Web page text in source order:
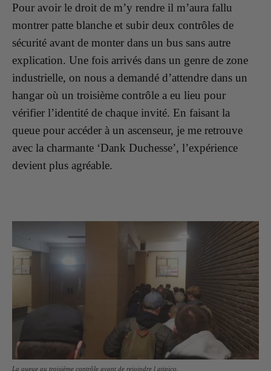
Pour avoir le droit de m’y rendre il m’aura fallu
montrer patte blanche et subir deux contrôles de
sécurité avant de monter dans un bus sans autre
explication. Une fois arrivés dans un genre de zone
industrielle, on nous a demandé d’attendre dans un
hangar où un troisième contrôle a eu lieu pour
vérifier l’identité de chaque invité. En faisant la
queue pour accéder à un ascenseur, je me retrouve
avec la charmante ‘Dank Duchesse’, l’expérience
devient plus agréable.
La queue au troisième contrôle avant de rejoindre l atipico.